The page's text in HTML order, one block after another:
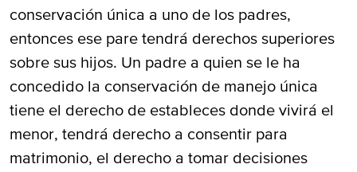
conservación única a uno de los padres,
entonces ese pare tendrá derechos superiores
sobre sus hijos. Un padre a quien se le ha
concedido la conservación de manejo única
tiene el derecho de estableces donde vivirá el
menor, tendrá derecho a consentir para
matrimonio, el derecho a tomar decisiones